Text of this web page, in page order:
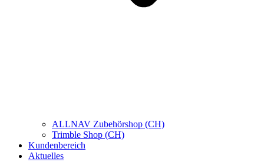
ALLNAV Zubehörshop (CH)
Trimble Shop (CH)
Kundenbereich
Aktuelles